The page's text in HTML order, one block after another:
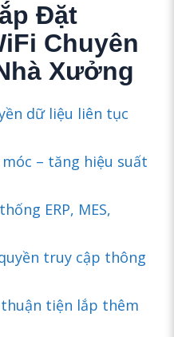
Đặt
Chuyên
Xưởng
dữ liệu liên tục
– tăng hiệu suất
ERP, MES,
truy cập thông
tiện lắp thêm